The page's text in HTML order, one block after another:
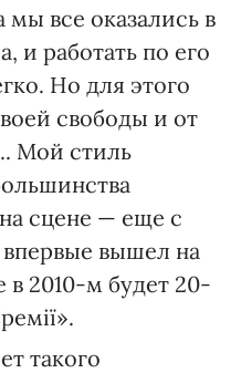
мы все оказались в
и работать по его
Но для этого
свободы и от
Мой стиль
сцене — еще с
вышел на
в 2010-м будет 20-
такого